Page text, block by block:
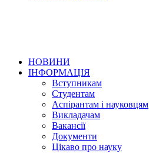
НОВИНИ
ІНФОРМАЦІЯ
Вступникам
Студентам
Аспірантам і науковцям
Викладачам
Вакансії
Документи
Цікаво про науку